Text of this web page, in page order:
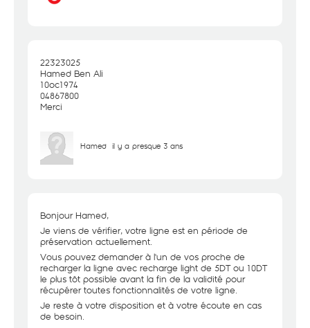
22323025
Hamed Ben Ali
10oc1974
04867800
Merci
Hamed il y a presque 3 ans
Bonjour Hamed,
Je viens de vérifier, votre ligne est en période de
préservation actuellement.
Vous pouvez demander à l'un de vos proche de
recharger la ligne avec recharge light de 5DT ou 10DT
le plus tôt possible avant la fin de la validité pour
récupérer toutes fonctionnalités de votre ligne.
Je reste à votre disposition et à votre écoute en cas
de besoin.